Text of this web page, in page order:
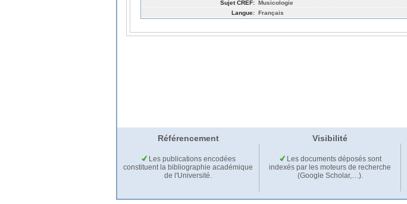
Sujet CREF: Musicologie
Langue: Français
Référencement Visibilité
Les publications encodées
constituent la bibliographie académique
de l'Université.
Les documents déposés sont
indexés par les moteurs de recherche
(Google Scholar,…).